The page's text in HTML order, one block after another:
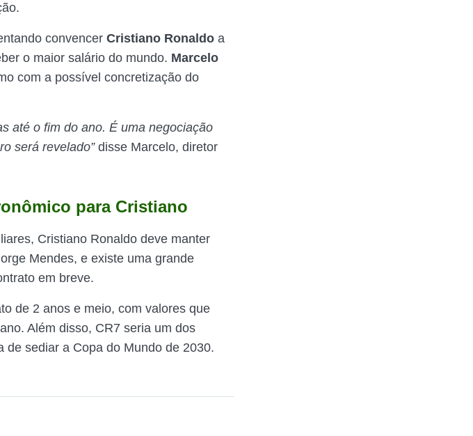
convencer Cristiano Ronaldo a
o maior salário do mundo. Marcelo
com a possível concretização do
até o fim do ano. É uma negociação
será revelado”disse Marcelo, diretor
para Cristiano
Cristiano Ronaldo deve manter
Mendes, e existe uma grande
em breve.
de 2 anos e meio, com valores que
Além disso, CR7 seria um dos
sediar a Copa do Mundo de 2030.